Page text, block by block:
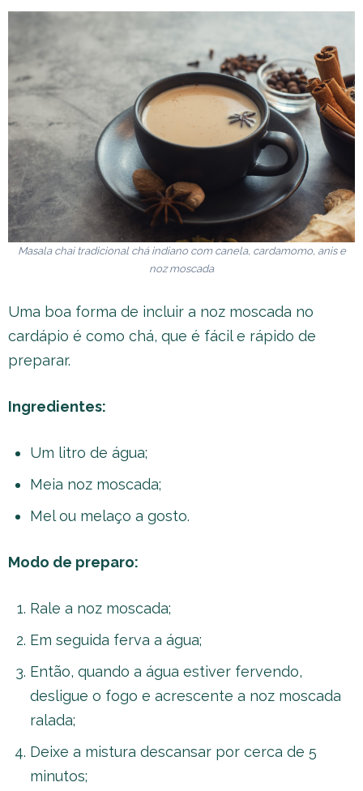
Masala chai tradicional chá indiano com canela, cardamomo, anis e
noz moscada
Uma boa forma de incluir a noz moscada no
cardápio é como chá, que é fácil e rápido de
preparar.
Ingredientes:
Um litro de água;
Meia noz moscada;
Mel ou melaço a gosto.
Modo de preparo:
Rale a noz moscada;
Em seguida ferva a água;
Então, quando a água estiver fervendo,
desligue o fogo e acrescente a noz moscada
ralada;
Deixe a mistura descansar por cerca de 5
minutos;